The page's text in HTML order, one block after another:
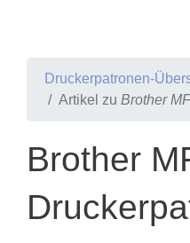
Druckerpatronen-
Artikel zu Brother
Brother